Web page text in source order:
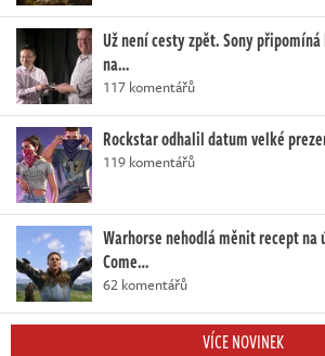
Už není cesty zpět. Sony
na…
117 komentářů
Rockstar odhalil datum velké
119 komentářů
Warhorse nehodlá měnit recept na
Come…
62 komentářů
VÍCE NOVINEK